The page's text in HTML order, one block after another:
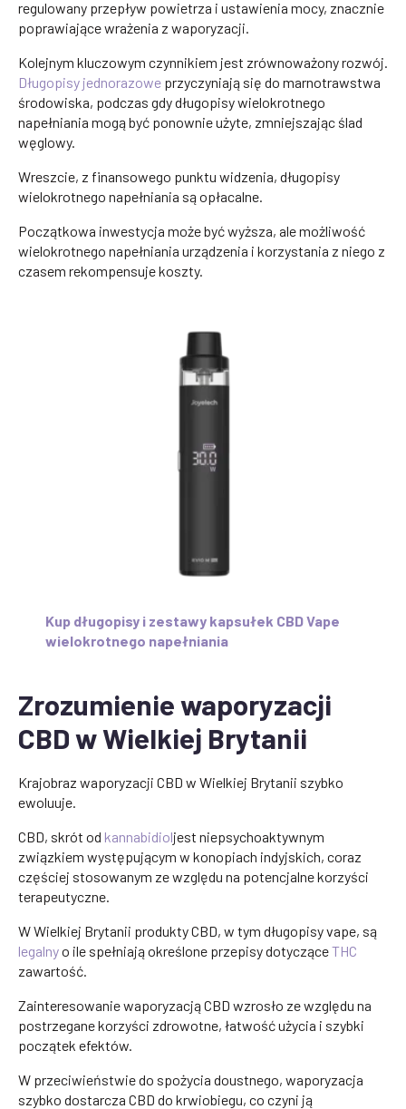
regulowany przepływ powietrza i ustawienia mocy, znacznie
poprawiające wrażenia z waporyzacji.
Kolejnym kluczowym czynnikiem jest zrównoważony rozwój.
Długopisy jednorazowe przyczyniają się do marnotrawstwa
środowiska, podczas gdy długopisy wielokrotnego
napełniania mogą być ponownie użyte, zmniejszając ślad
węglowy.
Wreszcie, z finansowego punktu widzenia, długopisy
wielokrotnego napełniania są opłacalne.
Początkowa inwestycja może być wyższa, ale możliwość
wielokrotnego napełniania urządzenia i korzystania z niego z
czasem rekompensuje koszty.
Kup długopisy i zestawy kapsułek CBD Vape
wielokrotnego napełniania
Zrozumienie waporyzacji
CBD w Wielkiej Brytanii
Krajobraz waporyzacji CBD w Wielkiej Brytanii szybko
ewoluuje.
CBD, skrót od kannabidioljest niepsychoaktywnym
związkiem występującym w konopiach indyjskich, coraz
częściej stosowanym ze względu na potencjalne korzyści
terapeutyczne.
W Wielkiej Brytanii produkty CBD, w tym długopisy vape, są
legalnyo ile spełniają określone przepisy dotycząceTHC
zawartość.
Zainteresowanie waporyzacją CBD wzrosło ze względu na
postrzegane korzyści zdrowotne, łatwość użycia i szybki
początek efektów.
W przeciwieństwie do spożycia doustnego, waporyzacja
szybko dostarcza CBD do krwiobiegu, co czyni ją